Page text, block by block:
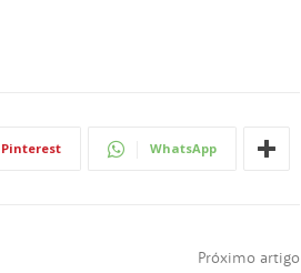
Pinterest WhatsApp
Próximo artigo